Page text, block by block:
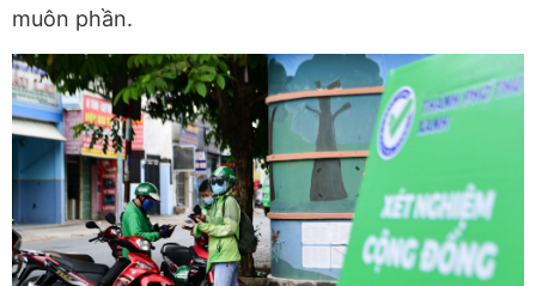
muôn phần.